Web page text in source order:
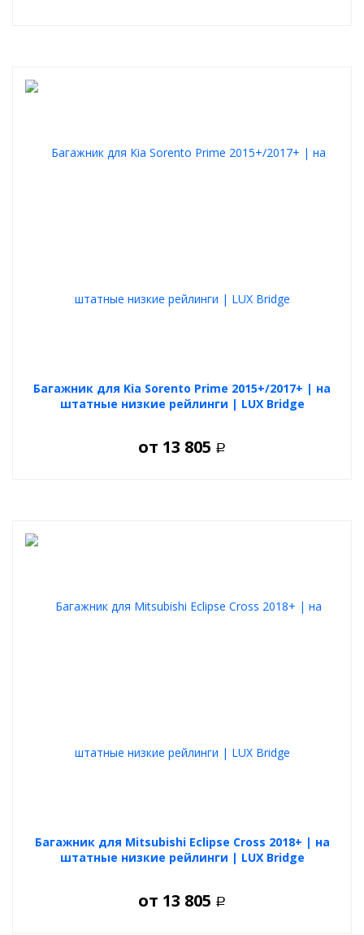
Багажник для Kia Sorento Prime 2015+/2017+ | на
штатные низкие рейлинги | LUX Bridge
от 13 805 Р
Багажник для Mitsubishi Eclipse Cross 2018+ | на
штатные низкие рейлинги | LUX Bridge
от 13 805 Р